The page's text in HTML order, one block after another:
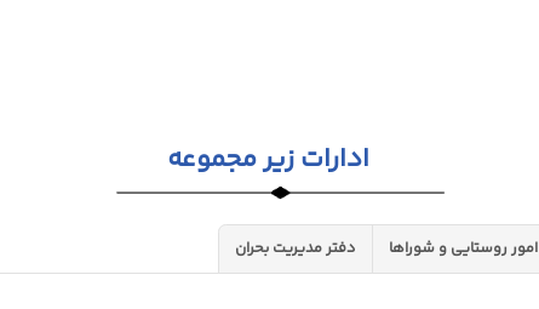
ادارات زیر مجموعه
روستایی و شوراها دفتر مدیریت بحران